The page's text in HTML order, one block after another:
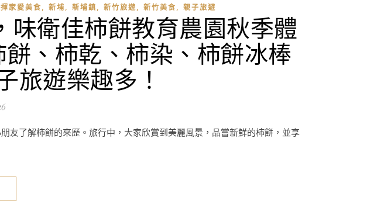
家愛美食, 新埔, 新埔鎮, 新竹旅遊, 新竹美食, 親子旅遊
衛佳柿餅教育農園秋季體
、柿乾、柿染、柿餅冰棒
旅遊樂趣多！
友了解柿餅的來歷。旅行中，大家欣賞到美麗風景，品嘗新鮮的柿餅，並享